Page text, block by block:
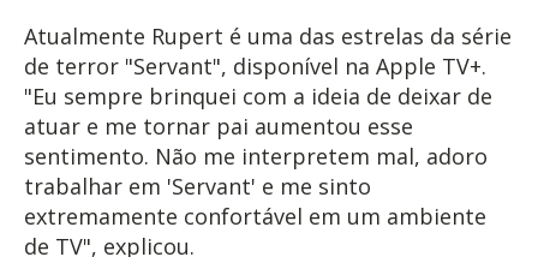
Atualmente Rupert é uma das estrelas da série
de terror "Servant", disponível na Apple TV+.
"Eu sempre brinquei com a ideia de deixar de
atuar e me tornar pai aumentou esse
sentimento. Não me interpretem mal, adoro
trabalhar em 'Servant' e me sinto
extremamente confortável em um ambiente
de TV", explicou.